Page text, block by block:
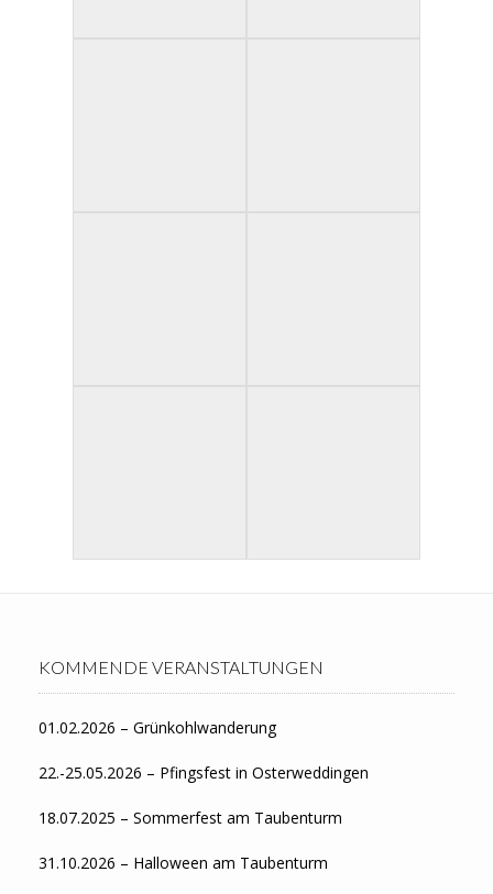
KOMMENDE VERANSTALTUNGEN
01.02.2026 – Grünkohlwanderung
22.-25.05.2026 – Pfingsfest in Osterweddingen
18.07.2025 – Sommerfest am Taubenturm
31.10.2026 – Halloween am Taubenturm